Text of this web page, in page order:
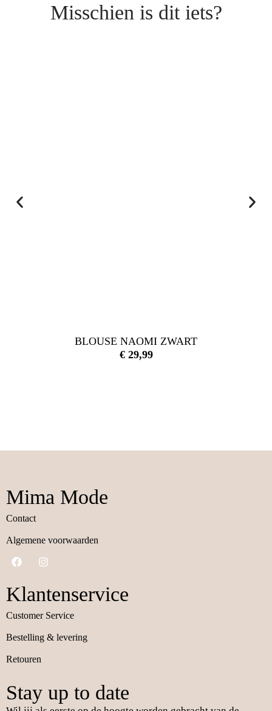
Misschien is dit iets?
BLOUSE NAOMI ZWART
€29,99
Mima Mode
Contact
Algemene voorwaarden
Klantenservice
Customer Service
Bestelling & levering
Retouren
Stay up to date